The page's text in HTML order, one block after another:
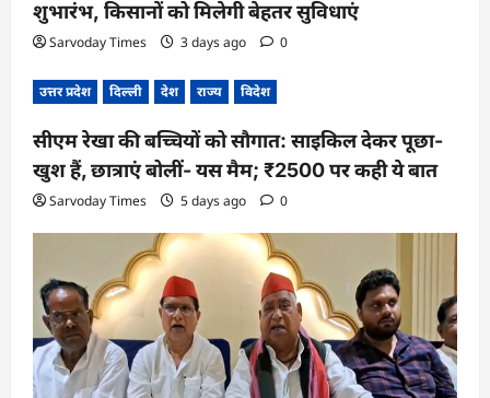
शुभारंभ, किसानों को मिलेगी बेहतर सुविधाएं
Sarvoday Times 3 days ago 0
उत्तर प्रदेश दिल्ली देश राज्य विदेश
सीएम रेखा की बच्चियों को सौगात: साइकिल देकर पूछा-
खुश हैं, छात्राएं बोलीं- यस मैम; ₹2500 पर कही ये बात
Sarvoday Times 5 days ago 0